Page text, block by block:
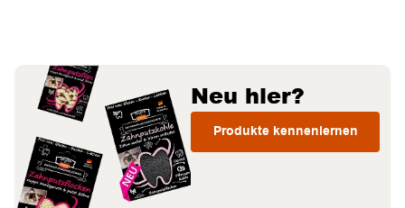
Neu hier?
Produkte kennenlernen